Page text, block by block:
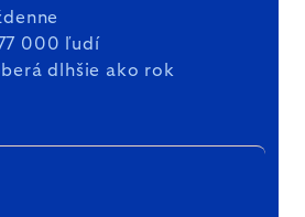
000 ľudí
dlhšie ako rok